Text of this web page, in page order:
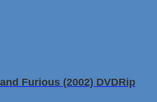
Furious (2002) DVDRip